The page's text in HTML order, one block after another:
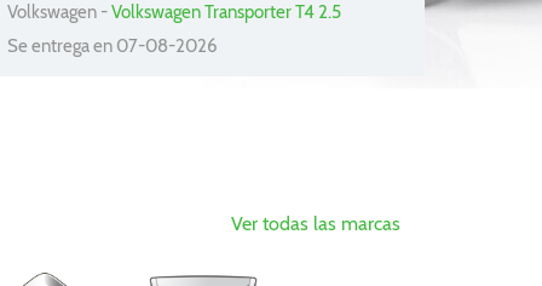
Volkswagen -Volkswagen Transporter T4 2.5
Se entrega en 07-08-2026
Ver todas las marcas